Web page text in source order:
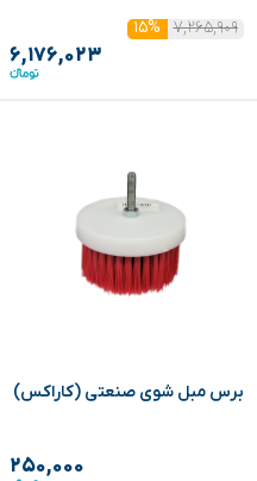
۷,۲۶۵,۹۰۹
۱۵%
۶,۱۷۶,۰۲۳
برس مبل شوی صنعتی (کاراکس)
۲۵۰,۰۰۰